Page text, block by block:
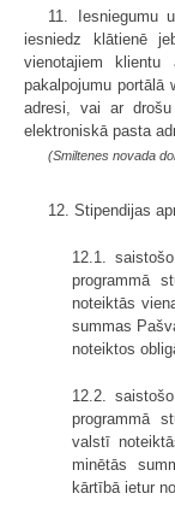
11. Iesniegumu
iesniedz klātienē
vienotajiem klientu
pakalpojumu portālā
adresi, vai ar drošu
elektroniskā pasta
(Smiltenes novada
12. Stipendijas
12.1.
programmā
noteiktās
summas
noteiktos
12.2.
programmā
valstī
minētās
kārtībā ietur